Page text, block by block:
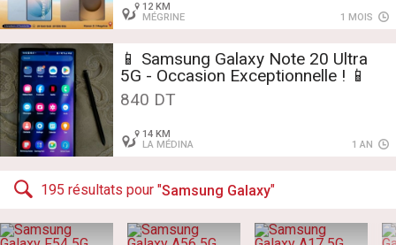
12 KM
MÉGRINE
1 MOIS
📱 Samsung Galaxy Note 20 Ultra
5G - Occasion Exceptionnelle ! 📱
840 DT
14 KM
LA MÉDINA
1 AN
195 résultats pour "Samsung Galaxy"